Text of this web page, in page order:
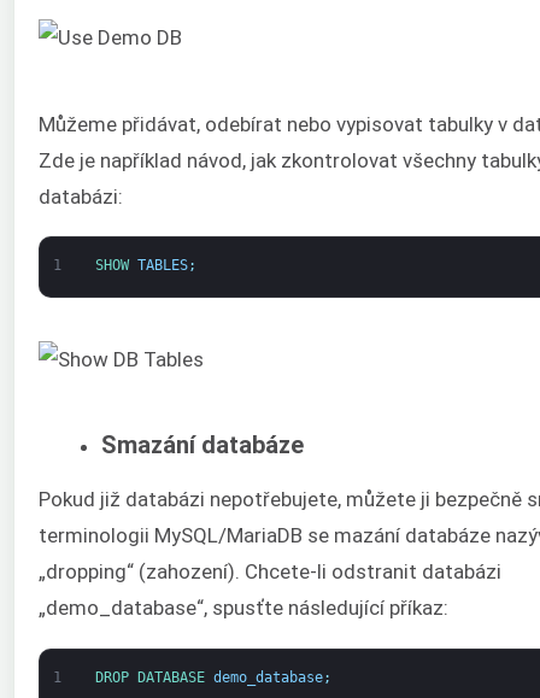
Můžeme přidávat, odebírat nebo vypisovat tabulky v
Zde je například návod, jak zkontrolovat všechny
databázi:
1 SHOW TABLES;
Smazání databáze
Pokud již databázi nepotřebujete, můžete ji bezpečně
terminologii MySQL/MariaDB se mazání databáze
„dropping“ (zahození). Chcete-li odstranit databázi
„demo_database“, spusťte následující příkaz:
1 DROP DATABASE demo_database;